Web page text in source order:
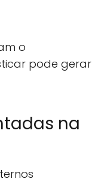
o
pode gerar
na